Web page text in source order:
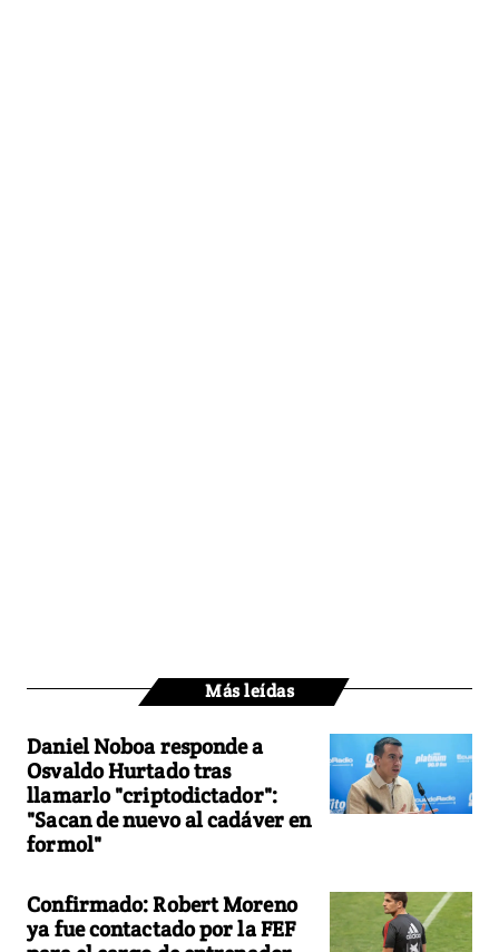
Más leídas
Daniel Noboa responde a
Osvaldo Hurtado tras
llamarlo "criptodictador":
"Sacan de nuevo al cadáver en
formol"
Confirmado: Robert Moreno
ya fue contactado por la FEF